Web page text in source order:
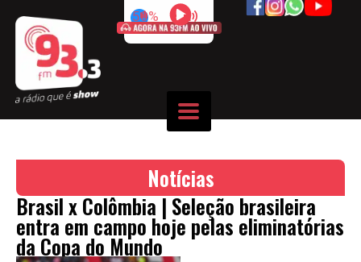
50%
Notícias
Brasil x Colômbia | Seleção brasileira
entra em campo hoje pelas eliminatórias
da Copa do Mundo